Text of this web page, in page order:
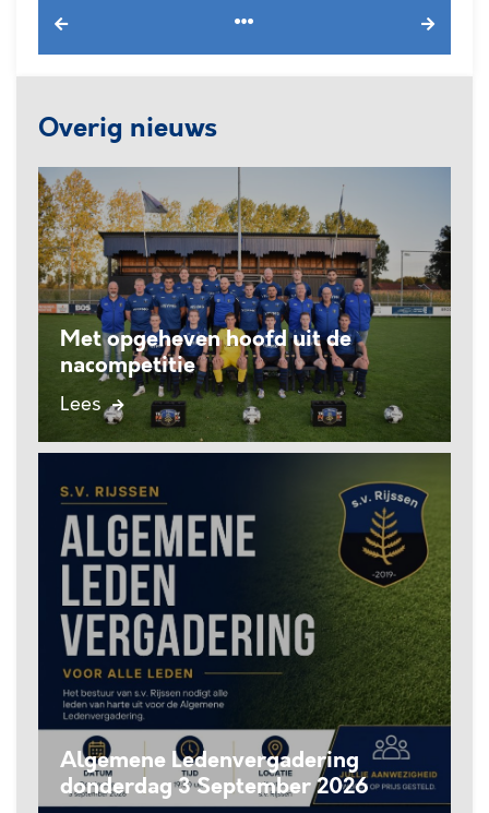
Overig nieuws
Met opgeheven hoofd uit de
nacompetitie
Lees
Algemene Ledenvergadering
donderdag 3 September 2026